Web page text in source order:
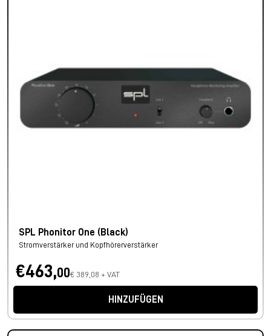
SPL Phonitor One (Black)
Stromverstärker und Kopfhörerverstärker
€463,00€ 389,08 + VAT
HINZUFÜGEN